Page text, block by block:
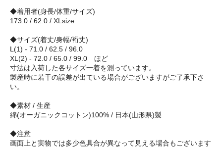
◆着用者(身長/体重/サイズ)
173.0 / 62.0 / XLsize
◆サイズ(着丈/身幅/裄丈)
L(1) - 71.0 / 62.5 / 96.0
XL(2) - 72.0 / 65.0 / 99.0 ほど
寸法は入荷した各サイズ一着を測っています。
製産時に若干の誤差が出ている場合がございますがご了承下さ
い。
◆素材 / 生産
綿(オーガニックコットン)100% / 日本(山形県)製
◆注意
画面上と実物では多少色具合が異なって見える場合もございます